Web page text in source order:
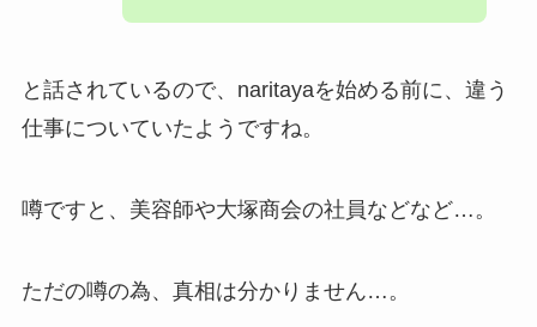
と話されているので、naritayaを始める前に、違う
仕事についていたようですね。
噂ですと、美容師や大塚商会の社員などなど…。
ただの噂の為、真相は分かりません…。